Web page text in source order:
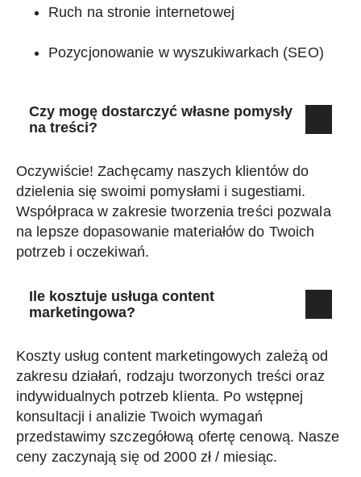
Ruch na stronie internetowej
Pozycjonowanie w wyszukiwarkach (SEO)
Czy mogę dostarczyć własne pomysły
na treści?
Oczywiście! Zachęcamy naszych klientów do
dzielenia się swoimi pomysłami i sugestiami.
Współpraca w zakresie tworzenia treści pozwala
na lepsze dopasowanie materiałów do Twoich
potrzeb i oczekiwań.
Ile kosztuje usługa content
marketingowa?
Koszty usług content marketingowych zależą od
zakresu działań, rodzaju tworzonych treści oraz
indywidualnych potrzeb klienta. Po wstępnej
konsultacji i analizie Twoich wymagań
przedstawimy szczegółową ofertę cenową. Nasze
ceny zaczynają się od 2000 zł / miesiąc.